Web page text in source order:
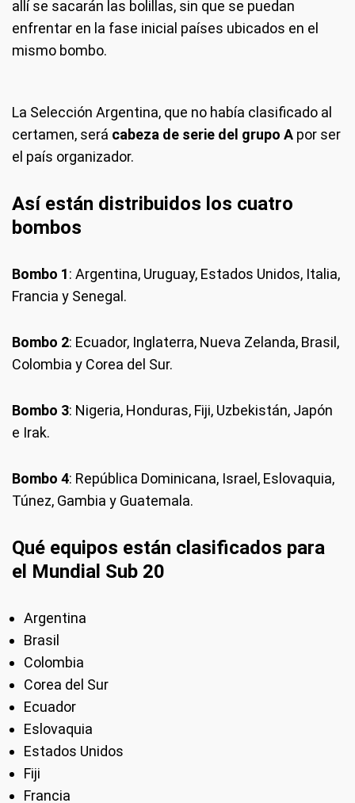
allí se sacarán las bolillas, sin que se puedan
enfrentar en la fase inicial países ubicados en el
mismo bombo.
La Selección Argentina, que no había clasificado al
certamen, será cabeza de serie del grupo A por ser
el país organizador.
Así están distribuidos los cuatro
bombos
Bombo 1: Argentina, Uruguay, Estados Unidos, Italia,
Francia y Senegal.
Bombo 2: Ecuador, Inglaterra, Nueva Zelanda, Brasil,
Colombia y Corea del Sur.
Bombo 3: Nigeria, Honduras, Fiji, Uzbekistán, Japón
e Irak.
Bombo 4: República Dominicana, Israel, Eslovaquia,
Túnez, Gambia y Guatemala.
Qué equipos están clasificados para
el Mundial Sub 20
Argentina
Brasil
Colombia
Corea del Sur
Ecuador
Eslovaquia
Estados Unidos
Fiji
Francia